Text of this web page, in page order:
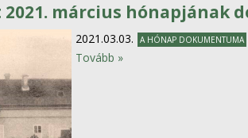
március hónapjának
2021.03.03. A HÓNAP DOKUMENTUMA
Tovább »